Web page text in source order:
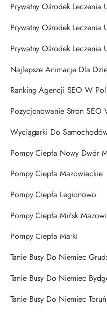
Prywatny Ośrodek Leczenia
Prywatny Ośrodek Leczenia
Prywatny Ośrodek Leczenia
Najlepsze Animacje Dla
Ranking Agencji SEO W
Pozycjonowanie Stron SEO
Wyciągarki Do
Pompy Ciepła Nowy Dwór
Pompy Ciepła Mazowieckie
Pompy Ciepła Legionowo
Pompy Ciepła Mińsk
Pompy Ciepła Marki
Tanie Busy Do Niemiec
Tanie Busy Do Niemiec
Tanie Busy Do Niemiec Toruń